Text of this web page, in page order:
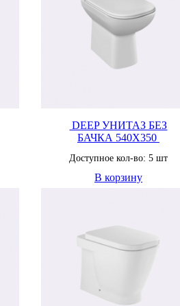
DEEP УНИТАЗ БЕЗ
БАЧКА 540Х350
Доступное кол-во: 5 шт
В корзину